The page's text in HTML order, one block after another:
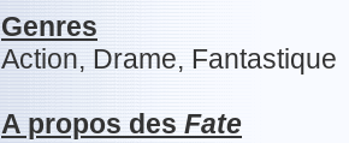
Genres
Action, Drame, Fantastique
A propos des Fate